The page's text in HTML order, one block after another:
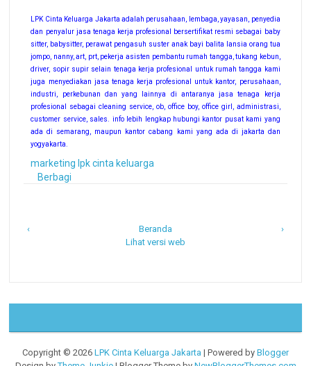
LPK Cinta Keluarga Jakarta adalah perusahaan, lembaga, yayasan, penyedia
dan penyalur jasa tenaga kerja profesional bersertifikat resmi sebagai baby
sitter, babysitter, perawat pengasuh suster anak bayi balita lansia orang tua
jompo, nanny, art, prt, pekerja asisten pembantu rumah tangga, tukang kebun,
driver, sopir supir selain tenaga kerja profesional untuk rumah tangga kami
juga menyediakan jasa tenaga kerja profesional untuk kantor, perusahaan,
industri, perkebunan dan yang lainnya di antaranya jasa tenaga kerja
profesional sebagai cleaning service, ob, office boy, office girl, administrasi,
customer service, sales. info lebih lengkap hubungi kantor pusat kami yang
ada di semarang, maupun kantor cabang kami yang ada di jakarta dan
yogyakarta.
marketing lpk cinta keluarga
Berbagi
‹ ›
Beranda
Lihat versi web
Copyright © 2026 LPK Cinta Keluarga Jakarta | Powered by Blogger